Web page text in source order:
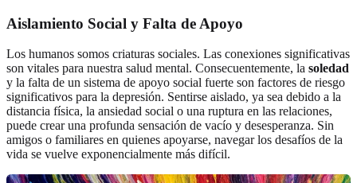
Aislamiento Social y Falta de Apoyo
Los humanos somos criaturas sociales. Las conexiones significativas
son vitales para nuestra salud mental. Consecuentemente, la soledad
y la falta de un sistema de apoyo social fuerte son factores de riesgo
significativos para la depresión. Sentirse aislado, ya sea debido a la
distancia física, la ansiedad social o una ruptura en las relaciones,
puede crear una profunda sensación de vacío y desesperanza. Sin
amigos o familiares en quienes apoyarse, navegar los desafíos de la
vida se vuelve exponencialmente más difícil.